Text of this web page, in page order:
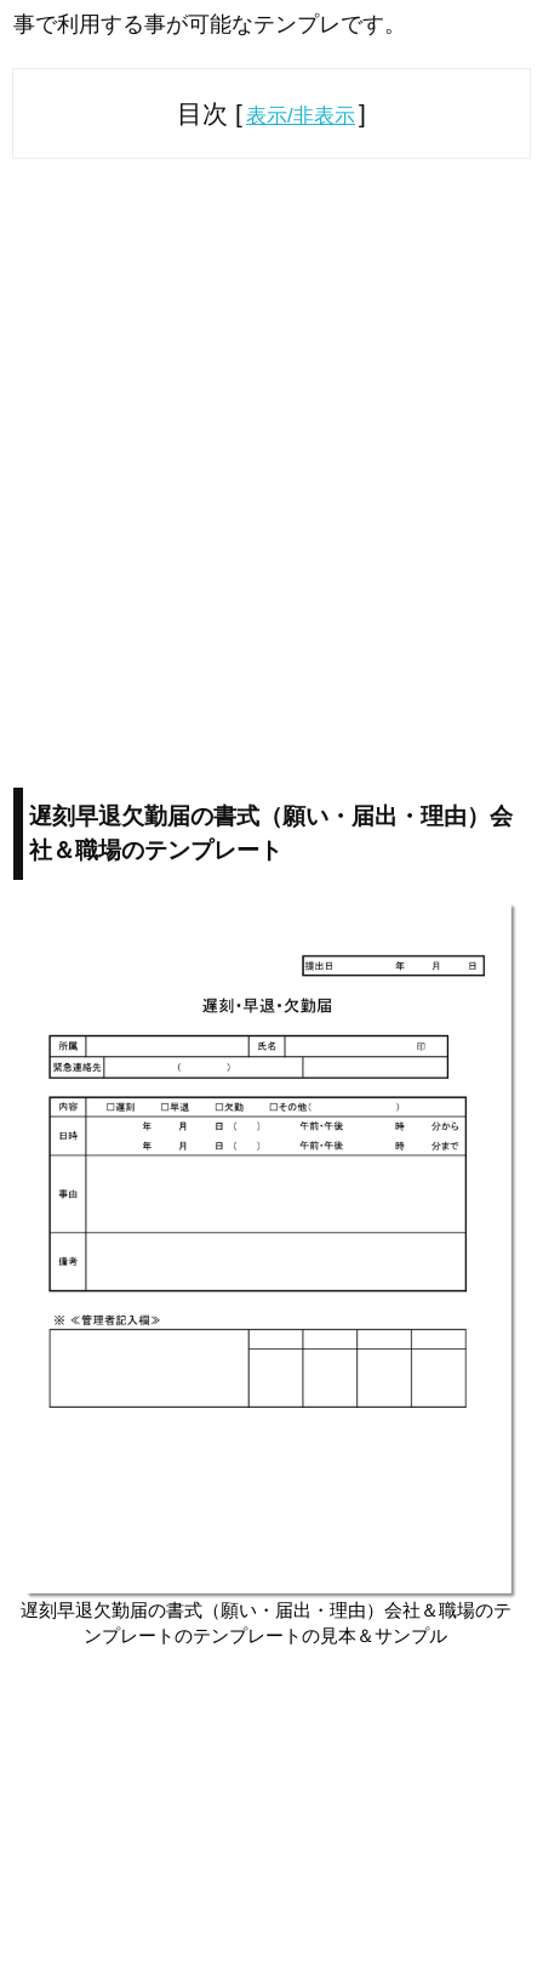
事で利用する事が可能なテンプレです。
目次 [表示/非表示]
遅刻早退欠勤届の書式（願い・届出・理由）会
社＆職場のテンプレート
遅刻早退欠勤届の書式（願い・届出・理由）会社＆職場のテ
ンプレートのテンプレートの見本＆サンプル